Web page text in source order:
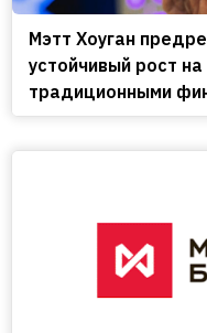
Мэтт Хоуган
устойчивый рост
традиционными